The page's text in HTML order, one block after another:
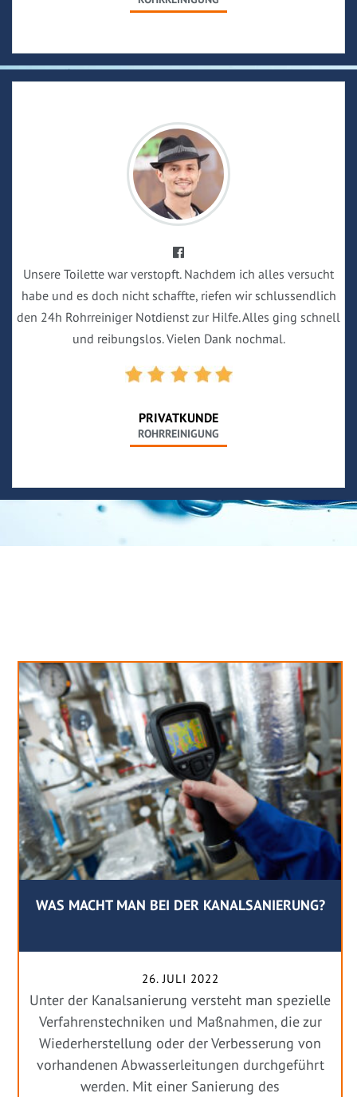
Unsere Toilette war verstopft. Nachdem ich alles versucht
habe und es doch nicht schaffte, riefen wir schlussendlich
den 24h Rohrreiniger Notdienst zur Hilfe. Alles ging schnell
und reibungslos. Vielen Dank nochmal.
PRIVATKUNDE
ROHRREINIGUNG
WAS MACHT MAN BEI DER KANALSANIERUNG?
26. JULI 2022
Unter der Kanalsanierung versteht man spezielle
Verfahrenstechniken und Maßnahmen, die zur
Wiederherstellung oder der Verbesserung von
vorhandenen Abwasserleitungen durchgeführt
werden. Mit einer Sanierung des